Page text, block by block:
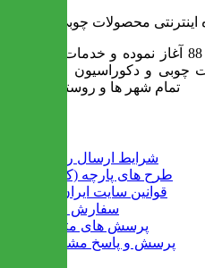
محصولات چوبی ایران میز
ایران میز فعالیت خود را از سال 88 آغاز نموده و خدمات آن عبارت
چوبی و دکوراسیون و ارسال به
تمام شهر ها و روستاهای کشور
شرایط ارسال رایگان
طرح های پارچه (کالیته)
قوانین سایت ایران میز
سفارش عمده
پرسش های متداول
پرسش و پاسخ مشتریان